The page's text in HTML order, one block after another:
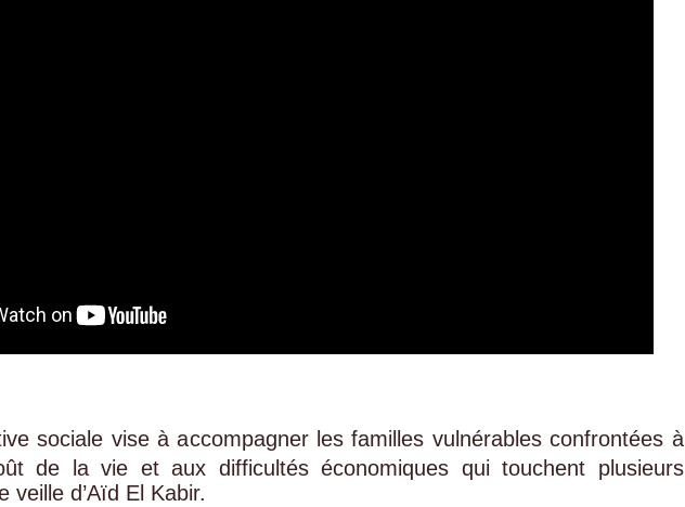
sociale vise à accompagner les familles vulnérables confrontées à
de la vie et aux difficultés économiques qui touchent plusieurs
veille d’Aïd El Kabir.